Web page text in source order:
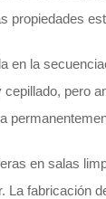
propiedades
en la
cepillado, pero
en salas
La fabricación